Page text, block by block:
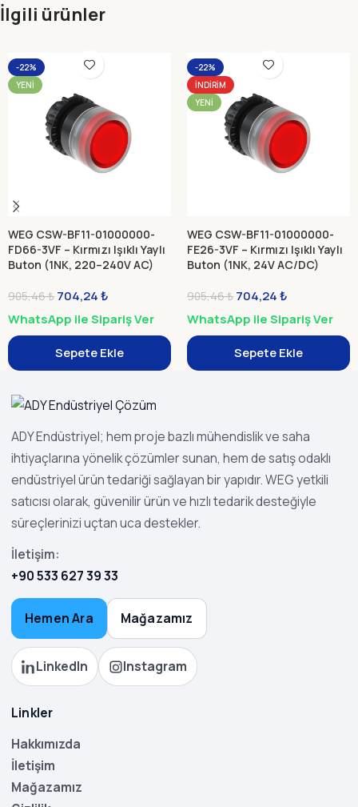
İlgili ürünler
-22%
YENI
WEG CSW-BF11-01000000-
FD66-3VF – Kırmızı Işıklı Yaylı
Buton (1NK, 220–240V AC)
905,46₺ 704,24₺
WhatsApp ile Sipariş Ver
Sepete Ekle
-22%
İNDIRIM
YENI
WEG CSW-BF11-01000000-
FE26-3VF – Kırmızı Işıklı Yaylı
Buton (1NK, 24V AC/DC)
905,46₺ 704,24₺
WhatsApp ile Sipariş Ver
Sepete Ekle
ADY Endüstriyel; hem proje bazlı mühendislik ve saha
ihtiyaçlarına yönelik çözümler sunan, hem de satış odaklı
endüstriyel ürün tedariği sağlayan bir yapıdır. WEG yetkili
satıcısı olarak, güvenilir ürün ve hızlı tedarik desteğiyle
süreçlerinizi uçtan uca destekler.
İletişim:
+90 533 627 39 33
Hemen Ara Mağazamız
LinkedIn Instagram
Linkler
Hakkımızda
İletişim
Mağazamız